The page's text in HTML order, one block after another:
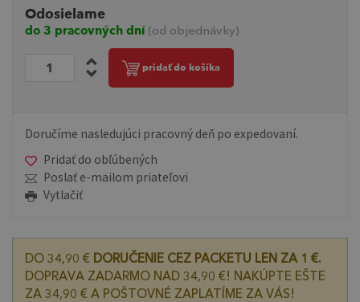
Odosielame
do 3 pracovných dní (od objednávky)
pridať do košíka
Doručíme nasledujúci pracovný deň po expedovaní.
Pridať do obľúbených
Poslať e-mailom priateľovi
Vytlačiť
DO 34,90 € DORUČENIE CEZ PACKETU LEN ZA 1 €.
DOPRAVA ZADARMO NAD 34,90 €! NAKÚPTE EŠTE
ZA 34,90 € A POŠTOVNÉ ZAPLATÍME ZA VÁS!